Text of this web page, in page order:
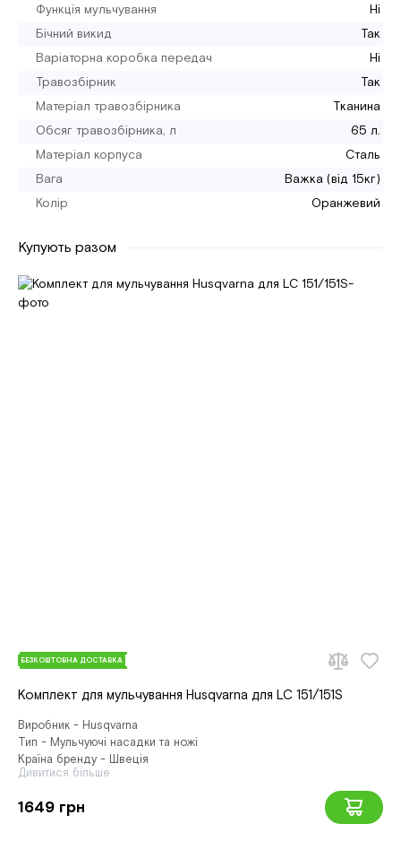
Функція мульчування
Ні
Бічний викид
Так
Варіаторна коробка передач
Ні
Травозбірник
Так
Матеріал травозбірника
Тканина
Обсяг травозбірника, л
65 л.
Матеріал корпуса
Сталь
Вага
Важка (від 15кг)
Колір
Оранжевий
Купують разом
БЕЗКОШТОВНА ДОСТАВКА
Комплект для мульчування Husqvarna для LC 151/151S
Виробник - Husqvarna
Тип - Мульчуючі насадки та ножі
Країна бренду - Швеція
Дивитися більше
1649 грн